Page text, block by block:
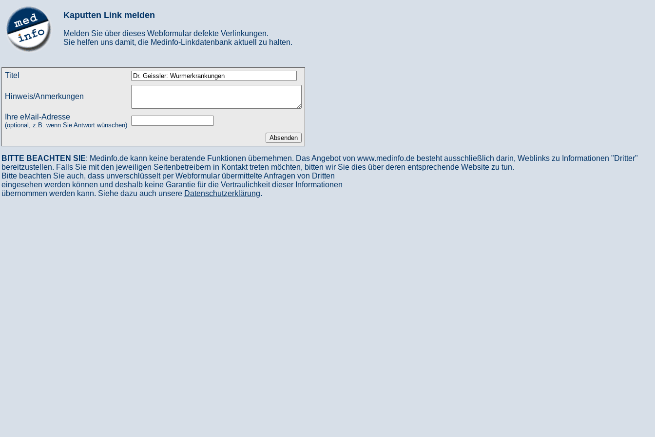
Kaputten Link melden
Melden Sie über dieses Webformular defekte Verlinkungen.
Sie helfen uns damit, die Medinfo-Linkdatenbank aktuell zu halten.
Titel
Hinweis/Anmerkungen
Ihre eMail-Adresse
(optional, z.B. wenn Sie Antwort wünschen)
BITTE BEACHTEN SIE: Medinfo.de kann keine beratende Funktionen übernehmen. Das Angebot von www.medinfo.de besteht ausschließlich darin, Weblinks zu Informationen "Dritter"
bereitzustellen. Falls Sie mit den jeweiligen Seitenbetreibern in Kontakt treten möchten, bitten wir Sie dies über deren entsprechende Website zu tun.
Bitte beachten Sie auch, dass unverschlüsselt per Webformular übermittelte Anfragen von Dritten
eingesehen werden können und deshalb keine Garantie für die Vertraulichkeit dieser Informationen
übernommen werden kann. Siehe dazu auch unsere Datenschutzerklärung.